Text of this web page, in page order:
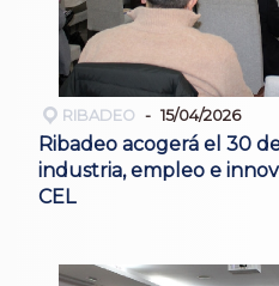
RIBADEO 15/04/2026
Ribadeo acogerá el 30
industria, empleo e
CEL